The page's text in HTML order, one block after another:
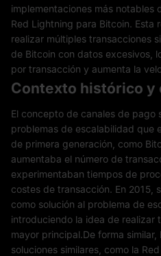
implementaciones más notables
Red Lightning para Bitcoin. Esta
realizar múltiples transacciones
de Bitcoin con datos excesivos,
por transacción y aumenta la
Contexto histórico y
El concepto de canales de pago
problemas de escalabilidad que
de primera generación, como
aumentaba el número de
experimentaban tiempos de
costes de transacción. En 2015,
como solución al problema de
introduciendo la idea de realizar
mayor principal.De forma
soluciones similares, como la